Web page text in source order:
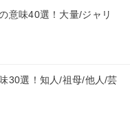
意味40選！大量/ジャリ
30選！知人/祖母/他人/芸